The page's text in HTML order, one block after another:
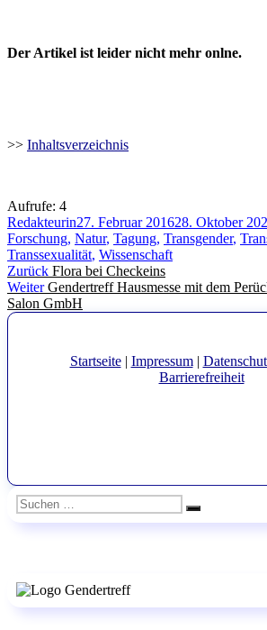
Der Artikel ist leider nicht mehr onlne.
>> Inhaltsverzeichnis
Aufrufe: 4
Autor
RedakteurinVeröffentlicht
am
27. Februar 201628. Oktober
Forschung, Natur, Tagung, Transgender,
Transsexualität, Wissenschaft
Beitragsnavigation
Zurück Vorheriger
Beitrag:
Flora bei Checkeins
Weiter Nächster
Beitrag:
Gendertreff Hausmesse mit dem
Salon GmbH
Startseite| Impressum|
Barrierefreiheit
Suchen
nach:
Suchen